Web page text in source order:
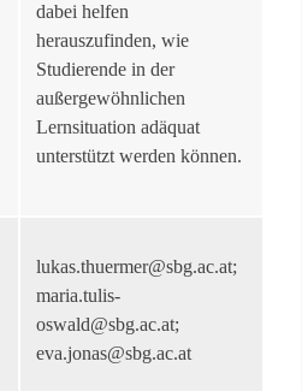
dabei helfen
herauszufinden, wie
Studierende in der
außergewöhnlichen
Lernsituation adäquat
unterstützt werden können.
lukas.thuermer@sbg.ac.at;
maria.tulis-
oswald@sbg.ac.at;
eva.jonas@sbg.ac.at